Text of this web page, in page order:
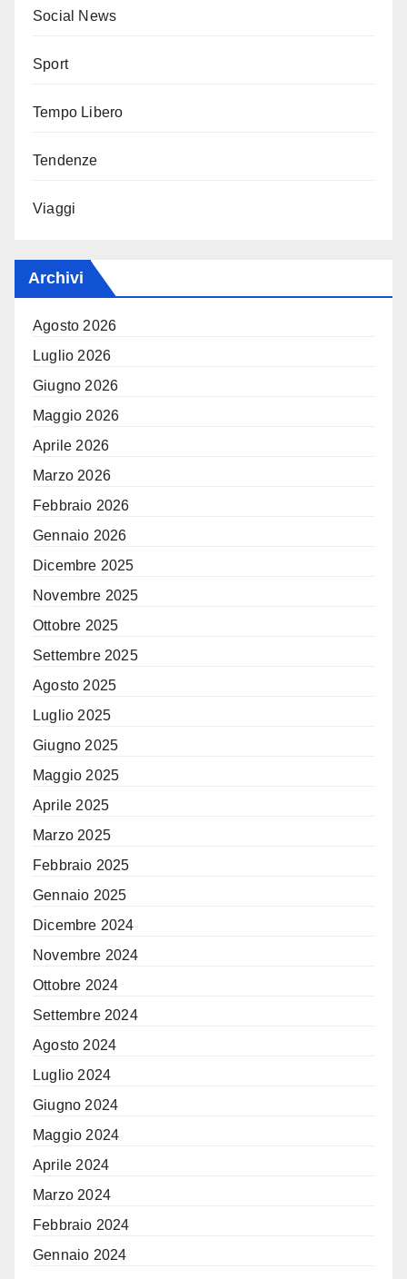
Social News
Sport
Tempo Libero
Tendenze
Viaggi
Archivi
Agosto 2026
Luglio 2026
Giugno 2026
Maggio 2026
Aprile 2026
Marzo 2026
Febbraio 2026
Gennaio 2026
Dicembre 2025
Novembre 2025
Ottobre 2025
Settembre 2025
Agosto 2025
Luglio 2025
Giugno 2025
Maggio 2025
Aprile 2025
Marzo 2025
Febbraio 2025
Gennaio 2025
Dicembre 2024
Novembre 2024
Ottobre 2024
Settembre 2024
Agosto 2024
Luglio 2024
Giugno 2024
Maggio 2024
Aprile 2024
Marzo 2024
Febbraio 2024
Gennaio 2024